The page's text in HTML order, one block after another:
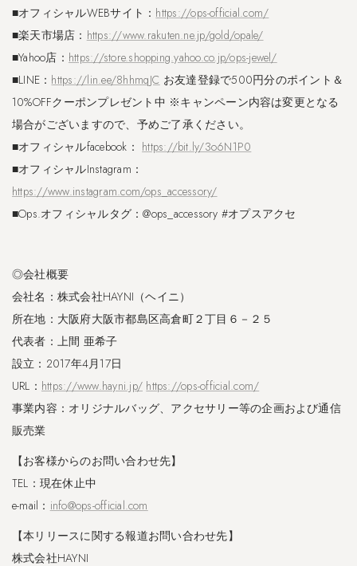
■オフィシャルWEBサイト： https://ops-official.com/
■楽天市場店： https://www.rakuten.ne.jp/gold/opale/
■Yahoo店： https://store.shopping.yahoo.co.jp/ops-jewel/
■LINE： https://lin.ee/8hhmqJC お友達登録で500円分のポイント＆
10%OFFクーポンプレゼント中 ※キャンペーン内容は変更となる
場合がございますので、予めご了承ください。
■オフィシャルfacebook： https://bit.ly/3o6N1P0
■オフィシャルInstagram：
https://www.instagram.com/ops_accessory/
■Ops.オフィシャルタグ：@ops_accessory #オプスアクセ
◎会社概要
会社名：株式会社HAYNI（ヘイニ）
所在地：大阪府大阪市都島区高倉町２丁目６－２５
代表者：上間 亜希子
設立：2017年4月17日
URL： https://www.hayni.jp/ https://ops-official.com/
事業内容：オリジナルバッグ、アクセサリー等の企画および通信
販売業
【お客様からのお問い合わせ先】
TEL：現在休止中
e-mail： info@ops-official.com
【本リリースに関する報道お問い合わせ先】
株式会社HAYNI